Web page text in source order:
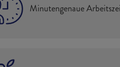
Minutengenaue